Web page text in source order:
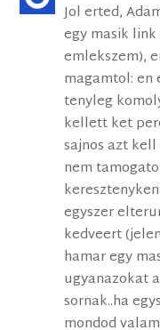
Jol erted,
egy masik
emlekszem),
magamtol:
tenyleg
kellett ket
sajnos azt
nem
egyszer
kedveert
hamar egy
ugyanazokat
sornak..ha
mondod